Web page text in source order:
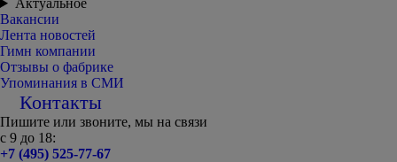
Актуальное
Вакансии
Лента новостей
Гимн компании
Отзывы о фабрике
Упоминания в СМИ
Контакты
Пишите или звоните, мы на связи
с 9 до 18:
+7 (495) 525-77-67